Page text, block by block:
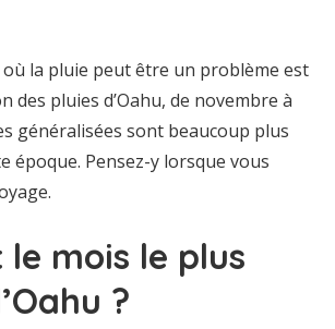
la pluie peut être un problème est
des pluies d’Oahu, de novembre à
généralisées sont beaucoup plus
époque. Pensez-y lorsque vous
le mois le plus
?